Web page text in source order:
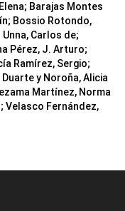
Barajas Montes
Bossio Rotondo,
Carlos de;
Pérez, J. Arturo;
Ramírez, Sergio;
y Noroña, Alicia
Martínez, Norma
Velasco Fernández,